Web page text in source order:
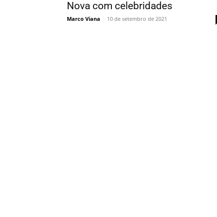
Nova com celebridades
Marco Viana - 10 de setembro de 2021